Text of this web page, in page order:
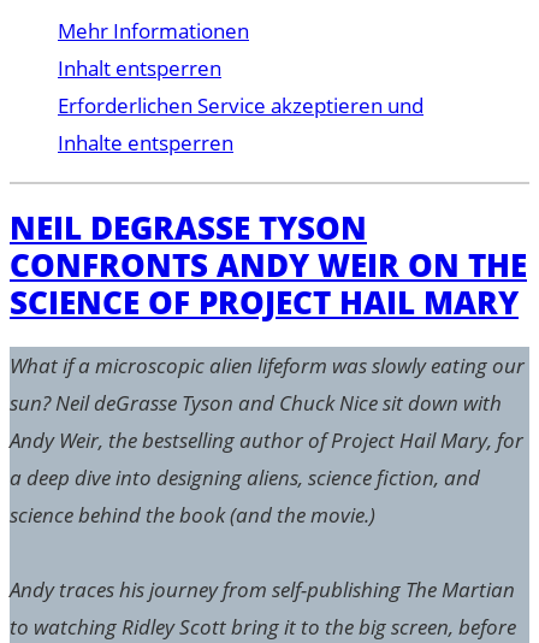
Mehr Informationen
Inhalt entsperren
Erforderlichen Service akzeptieren und
Inhalte entsperren
NEIL DEGRASSE TYSON
CONFRONTS ANDY WEIR ON THE
SCIENCE OF PROJECT HAIL MARY
What if a microscopic alien lifeform was slowly eating our
sun? Neil deGrasse Tyson and Chuck Nice sit down with
Andy Weir, the bestselling author of Project Hail Mary, for
a deep dive into designing aliens, science fiction, and
science behind the book (and the movie.)
Andy traces his journey from self-publishing The Martian
to watching Ridley Scott bring it to the big screen, before